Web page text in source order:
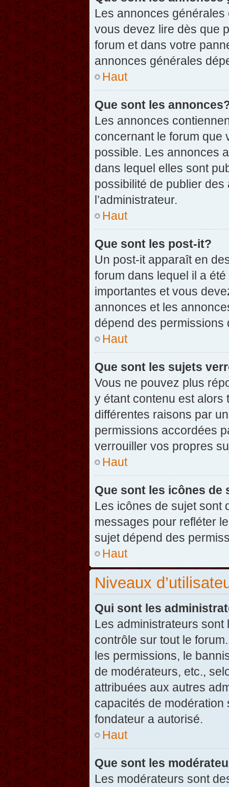
Les annonces
vous devez lire dès que
forum et dans votre
annonces générales
Haut
Que sont les
Les annonces
concernant le forum que
possible. Les annonces
dans lequel elles sont
possibilité de publier
l’administrateur.
Haut
Que sont les post-it?
Un post-it apparaît en
forum dans lequel il a
importantes et vous
annonces et les
dépend des permissions
Haut
Que sont les sujets
Vous ne pouvez plus
y étant contenu est alors
différentes raisons par
permissions accordées
verrouiller vos propres
Haut
Que sont les icônes de
Les icônes de sujet sont
messages pour refléter
sujet dépend des
Haut
Niveaux
Qui sont les
Les administrateurs
contrôle sur tout le
les permissions, le
de modérateurs, etc.,
attribuées aux autres
capacités de modération
fondateur a autorisé.
Haut
Que sont les
Les modérateurs sont